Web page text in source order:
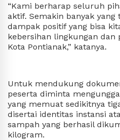
“Kami berharap seluruh
aktif. Semakin banyak
dampak positif yang bisa
kebersihan lingkungan dan
Kota Pontianak,” katanya.
Untuk mendukung
peserta diminta
yang memuat sedikitnya
disertai identitas instansi
sampah yang berhasil
kilogram.